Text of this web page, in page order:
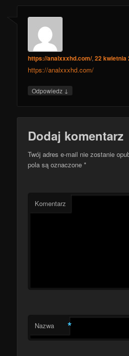
https://analxxxhd.com/,22 kwietnia
https://analxxxhd.com/
Odpowiedz ↓
Dodaj komentarz
Twój adres e-mail nie zostanie
pola są oznaczone*
Komentarz
Nazwa *